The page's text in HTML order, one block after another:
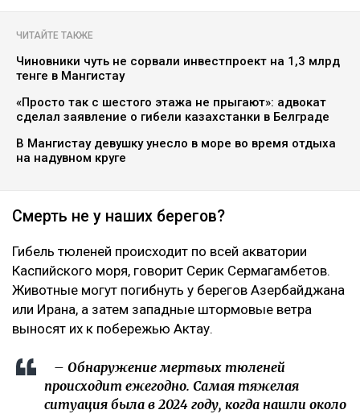
ЧИТАЙТЕ ТАКЖЕ
Чиновники чуть не сорвали инвестпроект на 1,3 млрд
тенге в Мангистау
«Просто так с шестого этажа не прыгают»: адвокат
сделал заявление о гибели казахстанки в Белграде
В Мангистау девушку унесло в море во время отдыха
на надувном круге
Смерть не у наших берегов?
Гибель тюленей происходит по всей акватории
Каспийского моря, говорит Серик Сермагамбетов.
Животные могут погибнуть у берегов Азербайджана
или Ирана, а затем западные штормовые ветра
выносят их к побережью Актау.
– Обнаружение мертвых тюленей
происходит ежегодно. Самая тяжелая
ситуация была в 2024 году, когда нашли около